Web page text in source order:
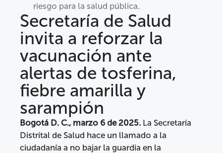
riesgo para la salud pública.
Secretaría de Salud
invita a reforzar la
vacunación ante
alertas de tosferina,
fiebre amarilla y
sarampión
Bogotá D. C., marzo 6 de 2025. La Secretaría
Distrital de Salud hace un llamado a la
ciudadanía a no bajar la guardia en la